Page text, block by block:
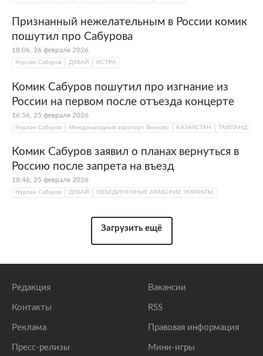
Признанный нежелательным в России комик
пошутил про Сабурова
18:06, 26 февраля 2026
Нурлан Сабуров ДУБАЙ ИСТРА
Комик Сабуров пошутил про изгнание из
России на первом после отъезда концерте
16:56, 25 февраля 2026
Нурлан Сабуров Международный аэропорт Внуково КАЗАХСТАН ТАИЛАНД
Комик Сабуров заявил о планах вернуться в
Россию после запрета на въезд
18:46, 25 февраля 2026
Нурлан Сабуров ДУБАЙ ОБЪЕДИНЕННЫЕ АРАБСКИЕ ЭМИРАТЫ
Загрузить ещё
Редакция
Контакты
Реклама
Пресс-релизы
Вакансии
RSS
Правовая информация
Мини-игры